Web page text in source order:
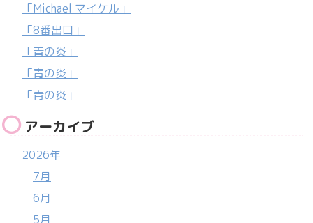
「Michael マイケル」
「8番出口」
「青の炎」
「青の炎」
「青の炎」
アーカイブ
2026年
7月
6月
5月